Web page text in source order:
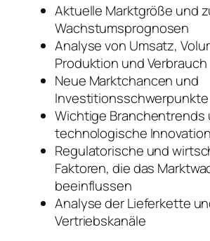
Aktuelle Marktgröße und
Wachstumsprognosen
Analyse von Umsatz,
Produktion und Verbrauch
Neue Marktchancen und
Investitionsschwerpunkte
Wichtige Branchentrends
technologische
Regulatorische und
Faktoren, die das
beeinflussen
Analyse der Lieferkette
Vertriebskanäle